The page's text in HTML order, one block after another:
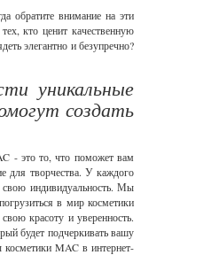
обратите внимание на эти
кто ценит качественную
элегантно и безупречно?
уникальные
создать
- это то, что поможет вам
для творчества. У каждого
свою индивидуальность. Мы
в мир косметики
красоту и уверенность.
будет подчеркивать вашу
MAC в интернет-